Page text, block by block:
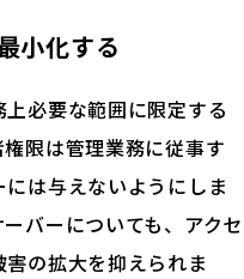
小化する
必要な範囲に限定する
限は管理業務に従事す
は与えないようにしま
バーについても、アクセ
の拡大を抑えられま